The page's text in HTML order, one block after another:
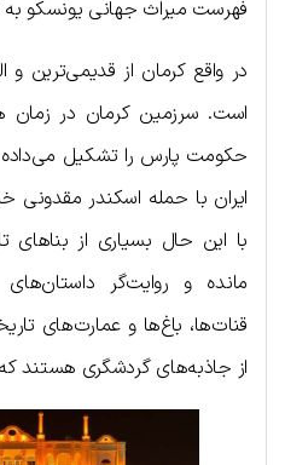
فهرست میراث جهانی یونسکو به
در واقع کرمان از قدیمی‌ترین و
است. سرزمین کرمان در
حکومت پارس را تشکیل می‌داده
ایران با حمله اسکندر مقدونی
با این حال بسیاری از
مانده و روایت‌گر
قنات‌ها، باغ‌ها و عمارت‌های
از جاذبه‌های گردشگری هستند